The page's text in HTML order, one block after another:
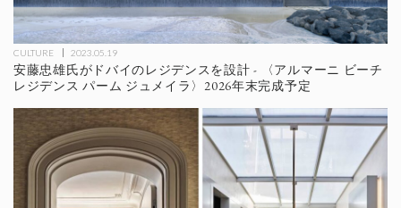
CULTURE 2023.05.19
安藤忠雄氏がドバイのレジデンスを設計 - 〈アルマーニ ビーチ
レジデンス パーム ジュメイラ〉2026年末完成予定